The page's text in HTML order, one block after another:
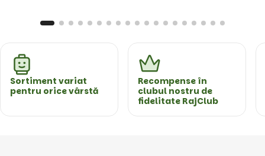
Sortiment variat
pentru orice vârstă
Recompense în
clubul nostru de
fidelitate RajClub